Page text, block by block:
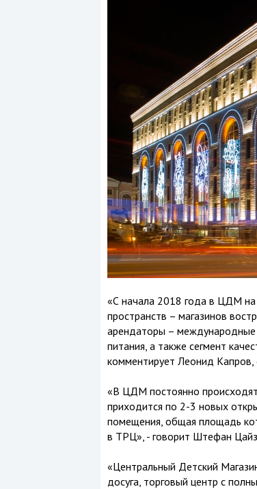
«С начала 2018 года в ЦДМ на
пространств – магазинов
арендаторы – международные
питания, а также сегмент
комментирует Леонид Капров,
«В ЦДМ постоянно
приходится по 2-3 новых
помещения, общая площадь
в ТРЦ», - говорит Штефан
«Центральный Детский
досуга, торговый центр с